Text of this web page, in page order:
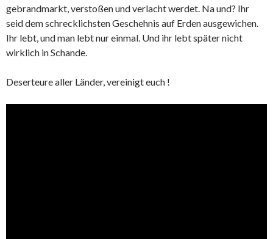
gebrandmarkt, verstoßen und verlacht werdet. Na und? Ihr
seid dem schrecklichsten Geschehnis auf Erden ausgewichen.
Ihr lebt, und man lebt nur einmal. Und ihr lebt später nicht
wirklich in Schande.
Deserteure aller Länder, vereinigt euch !